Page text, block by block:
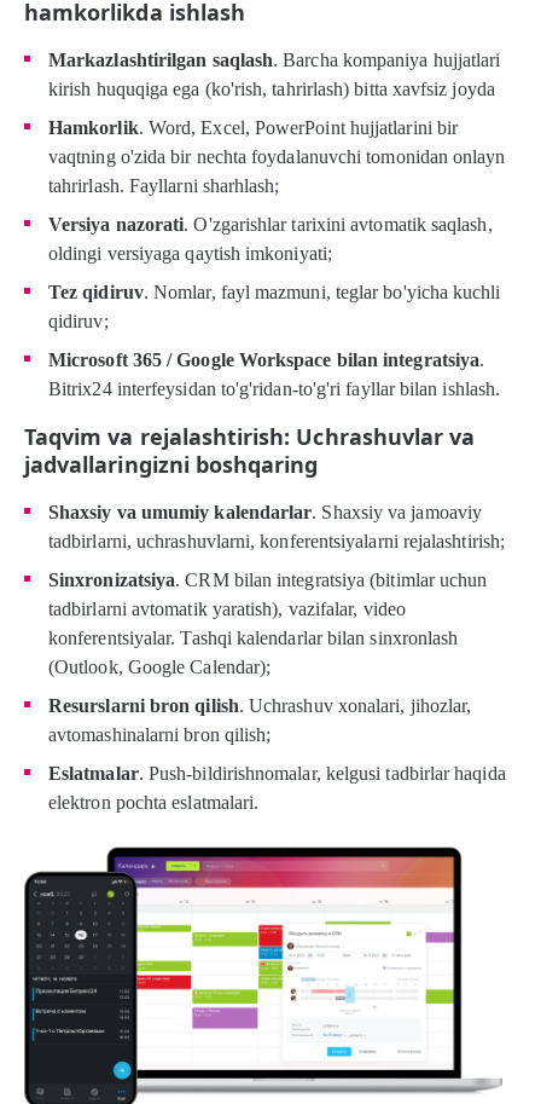
hamkorlikda ishlash
Markazlashtirilgan saqlash. Barcha kompaniya hujjatlari
kirish huquqiga ega (ko'rish, tahrirlash) bitta xavfsiz joyda
Hamkorlik. Word, Excel, PowerPoint hujjatlarini bir
vaqtning o'zida bir nechta foydalanuvchi tomonidan onlayn
tahrirlash. Fayllarni sharhlash;
Versiya nazorati. O'zgarishlar tarixini avtomatik saqlash,
oldingi versiyaga qaytish imkoniyati;
Tez qidiruv. Nomlar, fayl mazmuni, teglar bo'yicha kuchli
qidiruv;
Microsoft 365 / Google Workspace bilan integratsiya.
Bitrix24 interfeysidan to'g'ridan-to'g'ri fayllar bilan ishlash.
Taqvim va rejalashtirish: Uchrashuvlar va
jadvallaringizni boshqaring
Shaxsiy va umumiy kalendarlar. Shaxsiy va jamoaviy
tadbirlarni, uchrashuvlarni, konferentsiyalarni rejalashtirish;
Sinxronizatsiya. CRM bilan integratsiya (bitimlar uchun
tadbirlarni avtomatik yaratish), vazifalar, video
konferentsiyalar. Tashqi kalendarlar bilan sinxronlash
(Outlook, Google Calendar);
Resurslarni bron qilish. Uchrashuv xonalari, jihozlar,
avtomashinalarni bron qilish;
Eslatmalar. Push-bildirishnomalar, kelgusi tadbirlar haqida
elektron pochta eslatmalari.